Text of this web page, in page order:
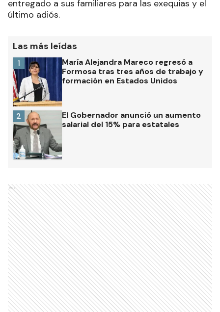
entregado a sus familiares para las exequias y el
último adiós.
Las más leídas
María Alejandra Mareco regresó a
Formosa tras tres años de trabajo y
formación en Estados Unidos
1
El Gobernador anunció un aumento
salarial del 15% para estatales
2
Ads